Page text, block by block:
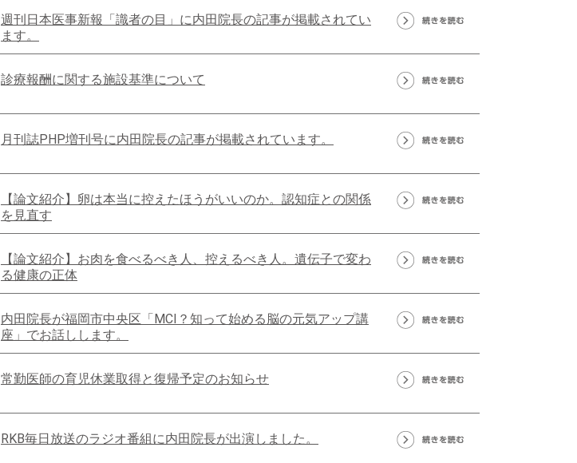
週刊日本医事新報「識者の目」に内田院長の記事が掲載されてい
ます。
診療報酬に関する施設基準について
月刊誌PHP増刊号に内田院長の記事が掲載されています。
【論文紹介】卵は本当に控えたほうがいいのか。認知症との関係
を見直す
【論文紹介】お肉を食べるべき人、控えるべき人。遺伝子で変わ
る健康の正体
内田院長が福岡市中央区「MCI？知って始める脳の元気アップ講
座」でお話しします。
常勤医師の育児休業取得と復帰予定のお知らせ
RKB毎日放送のラジオ番組に内田院長が出演しました。